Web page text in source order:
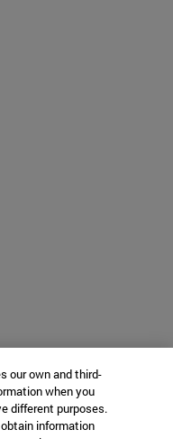
our own and third-
when you
different purposes.
information